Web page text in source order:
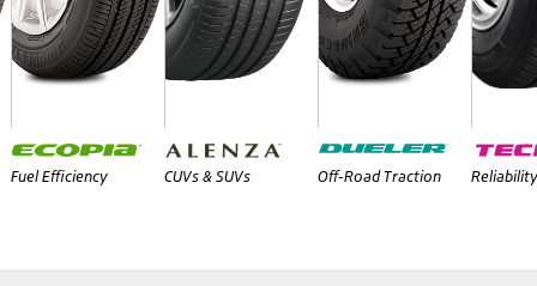
Fuel Efficiency CUVs & SUVs Off-Road Traction Reliability